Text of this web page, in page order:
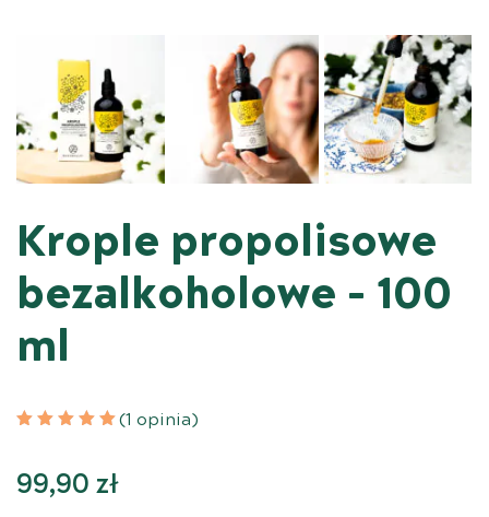
Krople propolisowe
bezalkoholowe – 100
ml
(1 opinia)
99,90 zł